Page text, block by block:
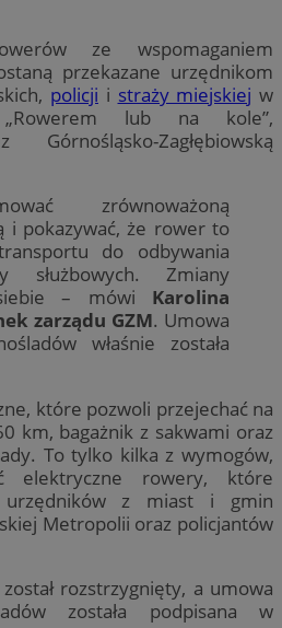
ze wspomaganiem
przekazane urzędnikom
policji i straży miejskiej w
lub na kole”,
Zagłębiowską
zrównoważoną
i pokazywać, że rower to
do odbywania
służbowych. Zmiany
– mówi Karolina
zarządu GZM. Umowa
właśnie została
które pozwoli przejechać na
km, bagażnik z sakwami oraz
To tylko kilka z wymogów,
elektryczne rowery, które
z miast i gmin
Metropolii oraz policjantów
rozstrzygnięty, a umowa
została podpisana w